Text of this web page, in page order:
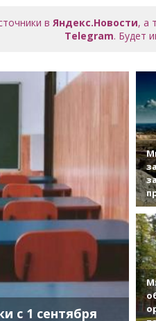
вЯндекс.Новости, а
Telegram. Будет
с 1 сентября